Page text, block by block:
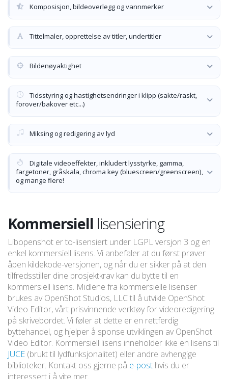
Komposisjon, bildeoverlegg og vannmerker
Tittelmaler, opprettelse av titler, undertitler
Bildenøyaktighet
Tidsstyring og hastighetsendringer i klipp (sakte/raskt,
forover/bakover etc...)
Miksing og redigering av lyd
Digitale videoeffekter, inkludert lysstyrke, gamma,
fargetoner, gråskala, chroma key (bluescreen/greenscreen),
og mange flere!
Kommersiell lisensiering
Libopenshot er to-lisensiert under LGPL versjon 3 og en
enkel kommersiell lisens. Vi anbefaler at du først prøver
åpen kildekode-versjonen, og når du er sikker på at den
tilfredsstiller dine prosjektkrav kan du bytte til en
kommersiell lisens. Midlene fra kommersielle lisenser
brukes av OpenShot Studios, LLC til å utvikle OpenShot
Video Editor, vårt prisvinnende verktøy for videoredigering
på skrivebordet. Vi føler at dette er en rettferdig
byttehandel, og hjelper å sponse utviklingen av OpenShot
Video Editor. Kommersiell lisens inneholder ikke en lisens til
JUCE (brukt til lydfunksjonalitet) eller andre avhengige
biblioteker. Kontakt oss gjerne på e-post hvis du er
interessert i å vite mer.